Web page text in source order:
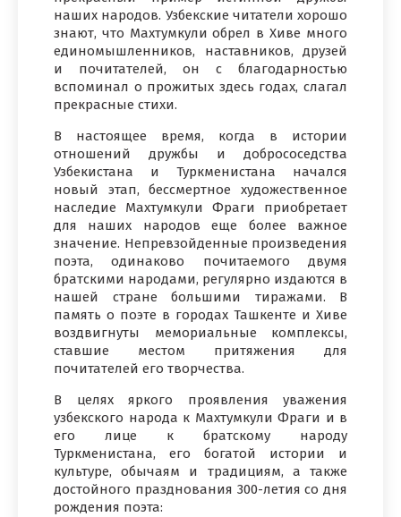
наших народов. Узбекские читатели хорошо
знают, что Махтумкули обрел в Хиве много
единомышленников, наставников, друзей
и почитателей, он с благодарностью
вспоминал о прожитых здесь годах, слагал
прекрасные стихи.
В настоящее время, когда в истории
отношений дружбы и добрососедства
Узбекистана и Туркменистана начался
новый этап, бессмертное художественное
наследие Махтумкули Фраги приобретает
для наших народов еще более важное
значение. Непревзойденные произведения
поэта, одинаково почитаемого двумя
братскими народами, регулярно издаются в
нашей стране большими тиражами. В
память о поэте в городах Ташкенте и Хиве
воздвигнуты мемориальные комплексы,
ставшие местом притяжения для
почитателей его творчества.
В целях яркого проявления уважения
узбекского народа к Махтумкули Фраги и в
его лице к братскому народу
Туркменистана, его богатой истории и
культуре, обычаям и традициям, а также
достойного празднования 300-летия со дня
рождения поэта: